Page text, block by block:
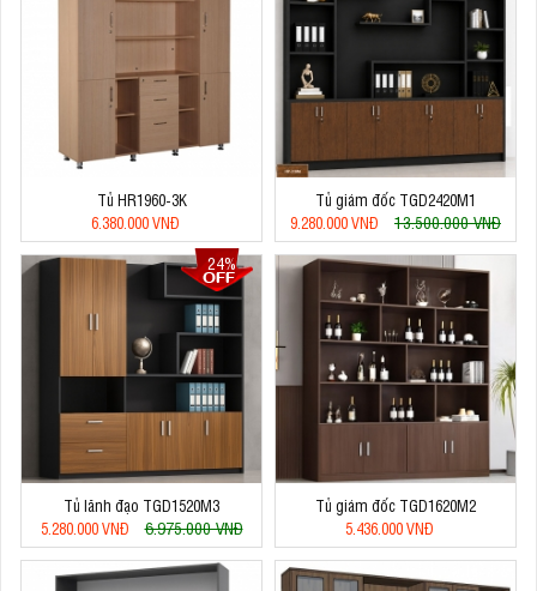
Tủ HR1960-3K
6.380.000 VNĐ
Tủ giám đốc TGD2420M1
9.280.000 VNĐ
13.500.000 VNĐ
24%
Tủ lãnh đạo TGD1520M3
5.280.000 VNĐ
6.975.000 VNĐ
Tủ giám đốc TGD1620M2
5.436.000 VNĐ